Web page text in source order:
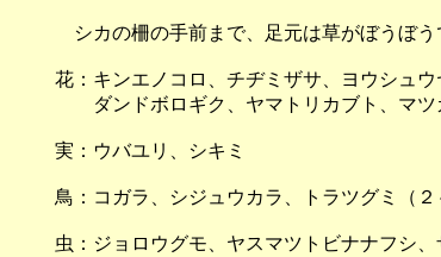
シカの柵の手前まで、足元は草がぼうぼう
花：キンエノコロ、チヂミザサ、ヨウシュウ
ダンドボロギク、ヤマトリカブト、マツ
実：ウバユリ、シキミ
鳥：コガラ、シジュウカラ、トラツグミ（２
虫：ジョロウグモ、ヤスマツトビナナフシ